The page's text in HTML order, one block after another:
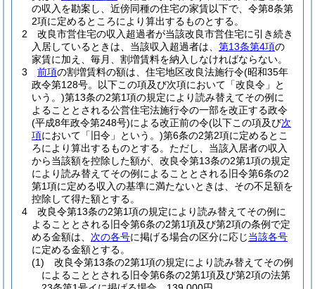
の収入を勘案し、近傍同種の住宅の家賃以下で、令第8条第
2項に定めるところにより算出するものとする。
2
改良市営住宅の収入超過者が当該改良市営住宅に引き続き
入居しているときは、当該収入超過者は、 第13条第4項の
家賃に加え、毎月、割増賃料を納入しなければならない。
3
前項の割増賃料の額は、住宅地区改良法施行令(昭和35年
政令第128号。以下この項及び次項において「改良令」と
いう。)第13条の2第1項の規定により読み替えてその例に
よることとされる公営住宅法施行令の一部を改正する政令
(平成8年政令第248号)による改正前の令(以下この項及び次
項において「旧令」という。)第6条の2第2項に定めるとこ
ろにより算出するものとする。 ただし、当該入居者の収入
から当該額を控除した額が、改良令第13条の2第1項の規定
により読み替えてその例によることとされる旧令第6条の2
第1項に定める収入の基準に満たないときは、その不足額を
控除して得た額とする。
4
改良令第13条の2第1項の規定により読み替えてその例に
よることとされる旧令第6条の2第1項及び第2項の条例で定
める金額は、 次の各号に掲げる場合の区分に応じ当該各号
に定める金額とする。
(1)
改良令第13条の2第1項の規定により読み替えてその例
によることとされる旧令第6条の2第1項及び第2項の法第